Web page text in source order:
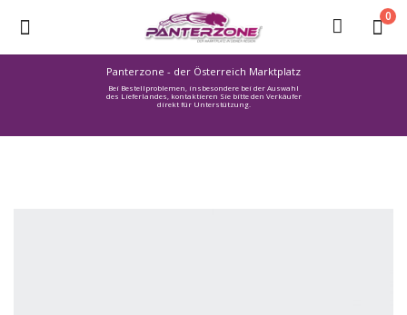
Panterzone - der Österreich Marktplatz
Bei Bestellproblemen, insbesondere bei der Auswahl
des Lieferlandes, kontaktieren Sie bitte den Verkäufer
direkt für Unterstützung.
0